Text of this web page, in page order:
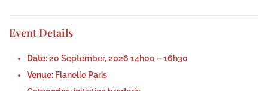
t
u
l
y
,
Event Details
Date:20 September, 2026 14h00 –16h30
Venue: Flanelle Paris